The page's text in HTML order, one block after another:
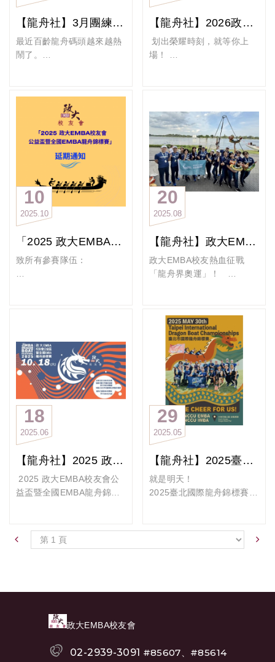
定的紀律與高度自我要求，
逐步培養團隊默契與整體合
力。此過程不僅提升競技表
現，更深化校友情誼，形塑
調，從技術磨合邁向整體協
調，最終於賽場上充分發揮
長時間訓練的成果。每一次
整齊劃一的划槳節奏，皆凝
聚著無數次的努力與堅持；
每一項亮眼成績，皆印證了
團隊精神的價值。
本屆賽事中，政大EMBA女
神隊勇奪季軍，男神隊亦挺
進前八強，成果斐然，充分
展現政大人積極進取、永不
當然，團隊亦從比賽中檢視
自身仍可精進之處。面對挑
政大龍舟隊的每一次揮槳，
不僅是對競技的投入，更是
校友情誼與團隊精神的生動
體現。期盼在未來賽事中，
持續凝聚校友力量，再創佳
績。
再次感謝校友會 許先越 理
事長及校友會所有幹部們的
大力支持與協助, 讓我們政
大龍舟隊有滿滿的能量及展
現政大人的精神~
這份榮耀，屬於每一位投入
強隊在河道上痛快較勁。而
這一切，都需要時間的累
積，以及每一次不間斷的練
習與堅持。
【龍舟社】3月團練記錄(3/23、3/25)
最近百齡龍舟碼頭越來越熱
鬧了。
歡迎學長姐們一起參與
#政大EMBA龍舟社
3.23團練
【龍舟社】2026政大EMBA校友會公益盃龍舟賽報名開跑
划出榮耀時刻，就等你上
場！
你是否渴望一場揮汗如雨、
齊心協力的挑戰？
你是否想在眾人目光下，劃
破水面、乘風破浪？
這不是一場比賽，而是一場
屬於團隊精神、信任與榮耀
的戰役！
現在就號召班上同學、同
舟戰隊——
無論你是力量擔當、節奏控
手，還是吶喊應援王，
【報名時間】
即日起~2026年2月6日
【招募對象】
凡熱血、想挑戰極限的你
（無經驗可培訓）
【練習時間】
每週一次，訓練體力、磨
合默契、爆發潛力
【比賽時間】
2026年4月25日，一同
出征榮耀水域！
組隊報名 一起划出團隊
a.com.tw/25home-35718
10
10
2025
「2025 政大EMBA校友會公益盃暨全國EMBA龍舟錦標賽」延期通知
致所有參賽隊伍：
由於本次賽事報名隊伍數量
不足未達競賽標準，以及收
到許多校友學長姐的反應，
因年底活動繁多，導致無法
順利組隊練習，但基於對龍
舟運動的熱愛，仍表達希望
能持續舉辦；為確保賽事品
的隊伍能有更充裕的時間組
隊進行訓練與準備，主辦單
位經審慎考量後，決定將原
日舉辦。
我們對此決定造成的不便深
辦理退費，請與我們聯繫。
在賽場上相見，共同展現龍
20
08
2025
【龍舟社】政大EMBA校友熱血征戰「龍舟界奧運」！
政大EMBA校友熱血征戰
「龍舟界奧運」！
際，划槳的瞬間心跳與浪濤
一起互！互！互！
2025年7月14日至20日，第
17屆世界龍舟錦標賽在德國
布蘭登堡貝茨湖盛大舉行，
來自33國、近5,000位選手
同場競逐，場面如奧運般熱
血沸騰！
政大EMBA 12位校友披上中
華台北戰袍，投入50+與
他們平日是企業領導者，如
今化身戰士，在烈日下揮槳
破浪，把團隊精神發揮到極
節奏與默契。這份信任與協
作，就像經營企業一樣不可
國際舞台上，政大EMBA校
18
06
2025
【龍舟社】2025 政大EMBA校友會公益盃暨全國EMBA龍舟錦標賽｜火熱開報
2025 政大EMBA校友會公
益盃暨全國EMBA龍舟錦標
校友及龍舟熱血夥伴們，期
待已久的年度盛事又來囉！
報名期間 ：即日起~2025年
活動日期：2025年10月18
29
05
2025
【龍舟社】2025臺北國際龍舟錦標賽 準備開划
就是明天！
2025臺北國際龍舟錦標賽
登場的是年度重頭戲「臺北
國際龍舟錦標賽」
開直播線上觀戰，也能感受
政大EMBA校友會
02-2939-3091 #85607、#85614